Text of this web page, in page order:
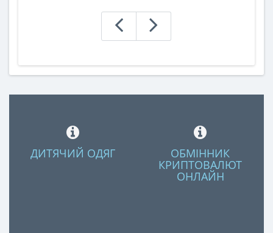
ДИТЯЧИЙ ОДЯГ ОБМІННИК
КРИПТОВАЛЮТ
ОНЛАЙН